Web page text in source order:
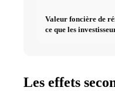
Valeur foncière de
ce que les
Les effets